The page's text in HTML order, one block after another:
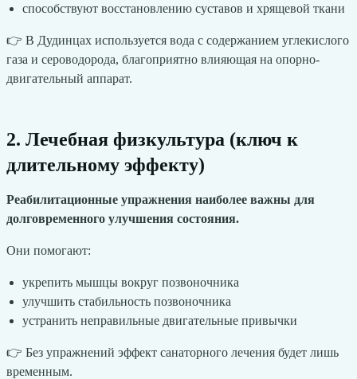
способствуют восстановлению суставов и хрящевой ткани
👉 В Дудинцах используется вода с содержанием углекислого
газа и сероводорода, благоприятно влияющая на опорно-
двигательный аппарат.
2. Лечебная физкультура (ключ к
длительному эффекту)
Реабилитационные упражнения наиболее важны для
долговременного улучшения состояния.
Они помогают:
укрепить мышцы вокруг позвоночника
улучшить стабильность позвоночника
устранить неправильные двигательные привычки
👉 Без упражнений эффект санаторного лечения будет лишь
временным.